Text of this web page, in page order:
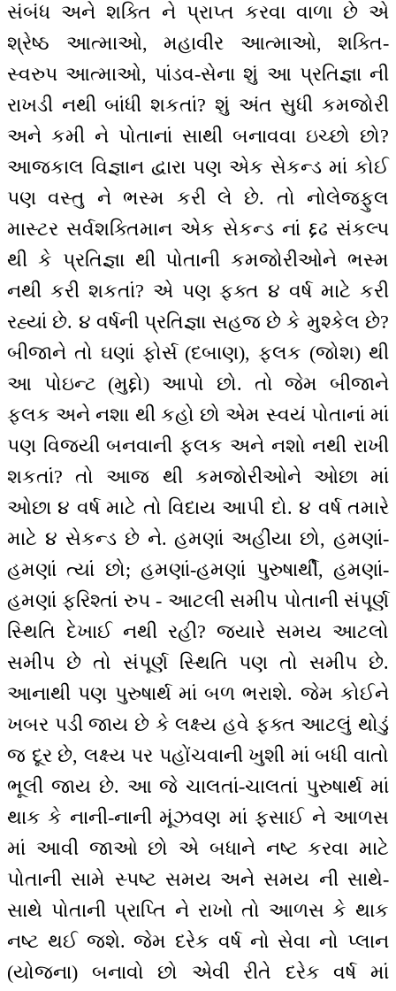
સંબંધ અને શક્તિ ને પ્રાપ્ત કરવા વાળા છે એ
શ્રેષ્ઠ આત્માઓ, મહાવીર આત્માઓ, શક્તિ-
સ્વરુપ આત્માઓ, પાંડવ-સેના શું આ પ્રતિજ્ઞા ની
રાખડી નથી બાંધી શકતાં? શું અંત સુધી કમજોરી
અને કમી ને પોતાનાં સાથી બનાવવા ઇચ્છો છો?
આજકાલ વિજ્ઞાન દ્વારા પણ એક સેકન્ડ માં કોઈ
પણ વસ્તુ ને ભસ્મ કરી લે છે. તો નોલેજફુલ
માસ્ટર સર્વશક્તિમાન એક સેકન્ડ નાં દ્દઢ સંકલ્પ
થી કે પ્રતિજ્ઞા થી પોતાની કમજોરીઓને ભસ્મ
નથી કરી શકતાં? એ પણ ફક્ત ૪ વર્ષ માટે કરી
રહ્યાં છે. ૪ વર્ષની પ્રતિજ્ઞા સહજ છે કે મુશ્કેલ છે?
બીજાને તો ઘણાં ફોર્સ (દબાણ), ફલક (જોશ) થી
આ પોઇન્ટ (મુદ્દો) આપો છો. તો જેમ બીજાને
ફલક અને નશા થી કહો છો એમ સ્વયં પોતાનાં માં
પણ વિજયી બનવાની ફલક અને નશો નથી રાખી
શકતાં? તો આજ થી કમજોરીઓને ઓછા માં
ઓછા ૪ વર્ષ માટે તો વિદાય આપી દો. ૪ વર્ષ તમારે
માટે ૪ સેકન્ડ છે ને. હમણાં અહીંયા છો, હમણાં-
હમણાં ત્યાં છો; હમણાં-હમણાં પુરુષાર્થી, હમણાં-
હમણાં ફરિશ્તાં રુપ - આટલી સમીપ પોતાની સંપૂર્ણ
સ્થિતિ દેખાઈ નથી રહી? જ્યારે સમય આટલો
સમીપ છે તો સંપૂર્ણ સ્થિતિ પણ તો સમીપ છે.
આનાથી પણ પુરુષાર્થ માં બળ ભરાશે. જેમ કોઈને
ખબર પડી જાય છે કે લક્ષ્ય હવે ફક્ત આટલું થોડું
જ દૂર છે, લક્ષ્ય પર પહોંચવાની ખુશી માં બધી વાતો
ભૂલી જાય છે. આ જે ચાલતાં-ચાલતાં પુરુષાર્થ માં
થાક કે નાની-નાની મૂંઝવણ માં ફસાઈ ને આળસ
માં આવી જાઓ છો એ બધાને નષ્ટ કરવા માટે
પોતાની સામે સ્પષ્ટ સમય અને સમય ની સાથે-
સાથે પોતાની પ્રાપ્તિ ને રાખો તો આળસ કે થાક
નષ્ટ થઈ જશે. જેમ દરેક વર્ષ નો સેવા નો પ્લાન
(યોજના) બનાવો છો એવી રીતે દરેક વર્ષ માં